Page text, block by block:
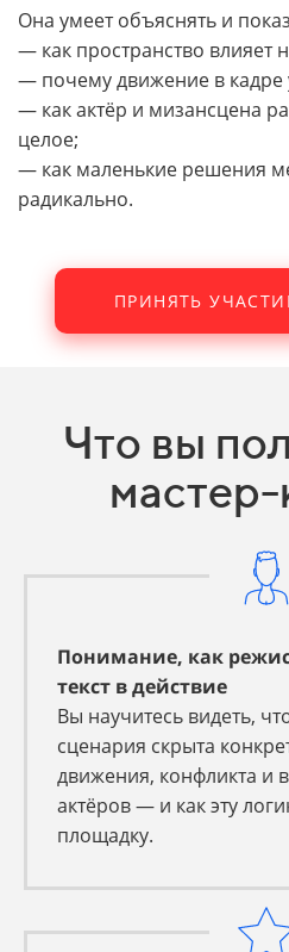
Она умеет объяснять и
— как пространство влияет
— почему движение в кадре
— как актёр и мизансцена
целое;
— как маленькие решения
радикально.
ПРИНЯТЬ
Что вы
мастер-
Понимание, как
текст в действие
Вы научитесь видеть,
сценария скрыта
движения, конфликта и
актёров — и как эту
площадку.